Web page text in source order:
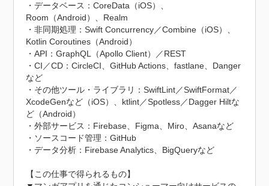
・データベース：CoreData（iOS）、
Room（Android）、Realm
・非同期処理：Swift Concurrency／Combine（iOS）、
Kotlin Coroutines（Android）
・API：GraphQL（Apollo Client）／REST
・CI／CD：CircleCI、GitHub Actions、fastlane、Danger
など
・その他ツール・ライブラリ：SwiftLint／SwiftFormat／
XcodeGenなど（iOS）、ktlint／Spotless／Dagger Hiltな
ど（Android）
・外部サービス：Firebase、Figma、Miro、Asanaなど
・ソースコード管理：GitHub
・データ分析：Firebase Analytics、BigQueryなど
【この仕事で得られるもの】